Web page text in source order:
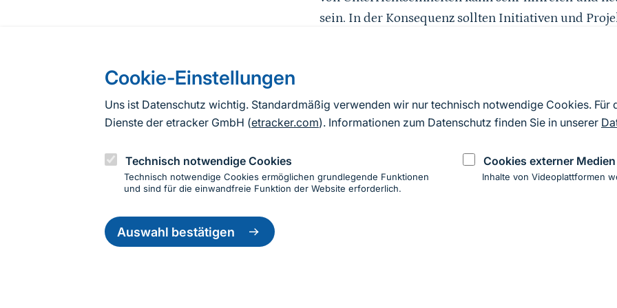
Cookie-Einstellungen
Uns ist Datenschutz wichtig. Standardmäßig verwenden wir nur technisch notwendige Cookies. Für
Dienste der etracker GmbH (etracker.com). Informationen zum Datenschutz finden Sie in unserer
Technisch notwendige Cookies
Technisch notwendige Cookies ermöglichen grundlegende Funktionen
und sind für die einwandfreie Funktion der Website erforderlich.
Cookies externer Medien
Inhalte von Videoplattformen
Auswahl bestätigen
Einwilligung
zurückziehen
sein. In der Konsequenz sollten Initiativen und
Erfolg maßgeblich. Insbesondere bieten
Biodiversitätsberatung der Länder oder weiterer
Vernetzung von Landwirtschaft- und
Informationen zur Seite